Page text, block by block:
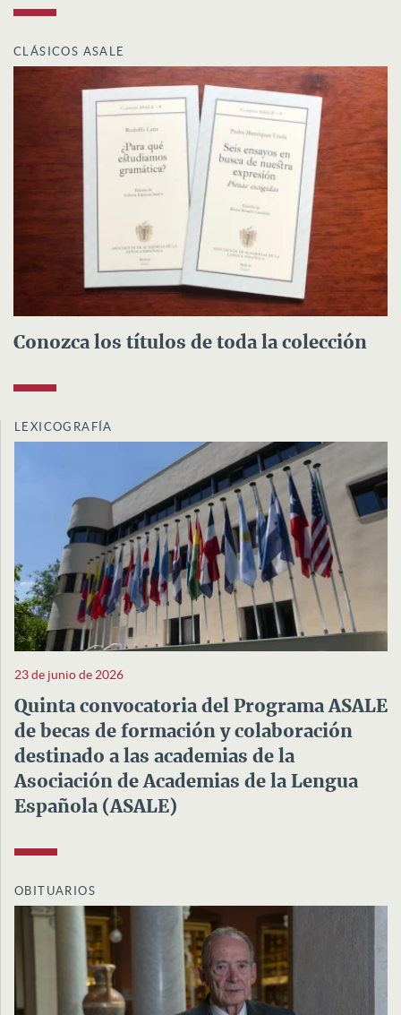
CLÁSICOS ASALE
Conozca los títulos de toda la colección
LEXICOGRAFÍA
23 de junio de 2026
Quinta convocatoria del Programa ASALE
de becas de formación y colaboración
destinado a las academias de la
Asociación de Academias de la Lengua
Española (ASALE)
OBITUARIOS